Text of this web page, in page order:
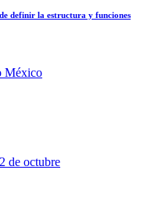
definir la estructura y funciones